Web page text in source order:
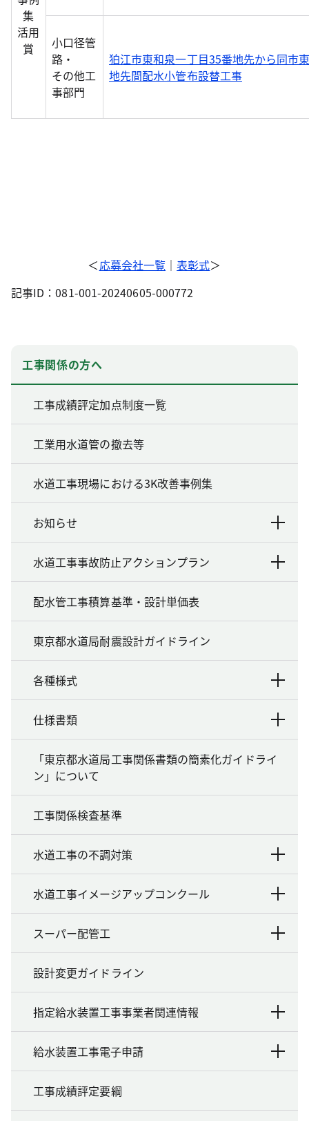
集
活用
賞
小口径管
路・
その他工
事部門
狛江市東和泉一丁目35番地先から同市
地先間配水小管布設替工事
＜応募会社一覧 ｜表彰式＞
記事ID：081-001-20240605-000772
工事関係の方へ
工事成績評定加点制度一覧
工業用水道管の撤去等
水道工事現場における3K改善事例集
お知らせ
水道工事事故防止アクションプラン
配水管工事積算基準・設計単価表
東京都水道局耐震設計ガイドライン
各種様式
仕様書類
「東京都水道局工事関係書類の簡素化ガイドライ
ン」について
工事関係検査基準
水道工事の不調対策
水道工事イメージアップコンクール
スーパー配管工
設計変更ガイドライン
指定給水装置工事事業者関連情報
給水装置工事電子申請
工事成績評定要綱